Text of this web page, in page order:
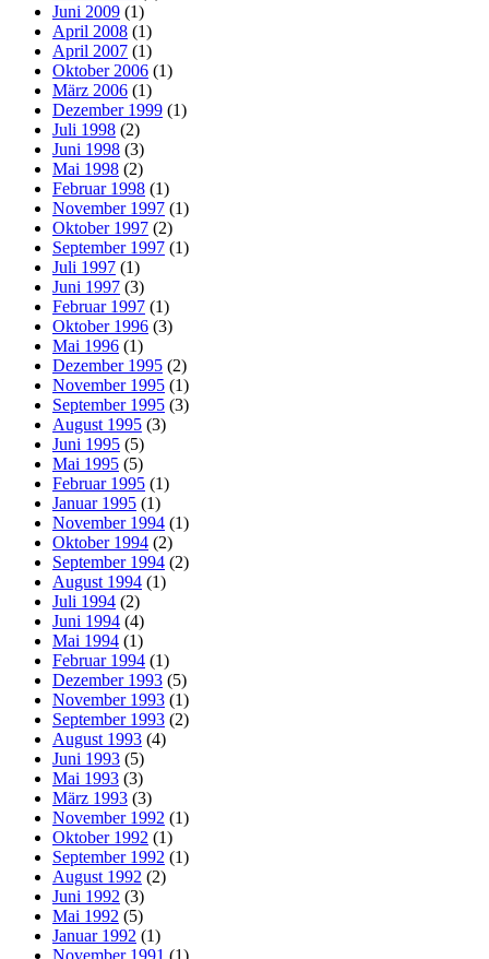
Juni 2009 (1)
April 2008 (1)
April 2007 (1)
Oktober 2006 (1)
März 2006 (1)
Dezember 1999 (1)
Juli 1998 (2)
Juni 1998 (3)
Mai 1998 (2)
Februar 1998 (1)
November 1997 (1)
Oktober 1997 (2)
September 1997 (1)
Juli 1997 (1)
Juni 1997 (3)
Februar 1997 (1)
Oktober 1996 (3)
Mai 1996 (1)
Dezember 1995 (2)
November 1995 (1)
September 1995 (3)
August 1995 (3)
Juni 1995 (5)
Mai 1995 (5)
Februar 1995 (1)
Januar 1995 (1)
November 1994 (1)
Oktober 1994 (2)
September 1994 (2)
August 1994 (1)
Juli 1994 (2)
Juni 1994 (4)
Mai 1994 (1)
Februar 1994 (1)
Dezember 1993 (5)
November 1993 (1)
September 1993 (2)
August 1993 (4)
Juni 1993 (5)
Mai 1993 (3)
März 1993 (3)
November 1992 (1)
Oktober 1992 (1)
September 1992 (1)
August 1992 (2)
Juni 1992 (3)
Mai 1992 (5)
Januar 1992 (1)
November 1991 (1)